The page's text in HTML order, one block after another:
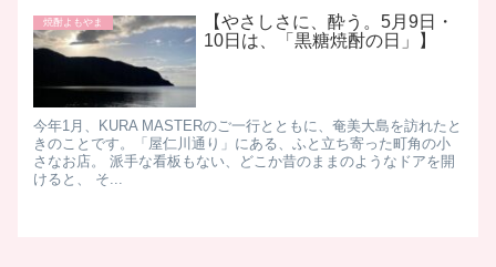
焼酎よもやま
【やさしさに、酔う。5月9日・
10日は、「黒糖焼酎の日」】
​ 今年1月、KURA MASTERのご一行とともに、奄美大島を訪れたと
きのことです。 ​ 「屋仁川通り」にある、ふと立ち寄った町角の小
さなお店。 派手な看板もない、どこか昔のままのようなドアを開
けると、 そ...